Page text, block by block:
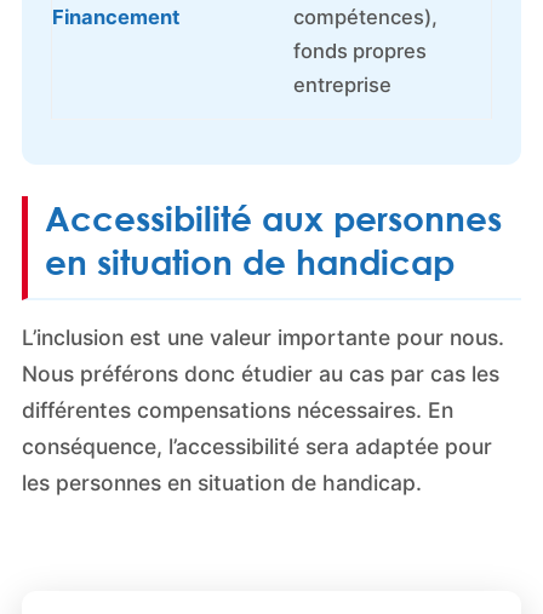
Financement
compétences),
fonds propres
entreprise
Accessibilité aux personnes
en situation de handicap
L’inclusion est une valeur importante pour nous.
Nous préférons donc étudier au cas par cas les
différentes compensations nécessaires. En
conséquence, l’accessibilité sera adaptée pour
les personnes en situation de handicap.